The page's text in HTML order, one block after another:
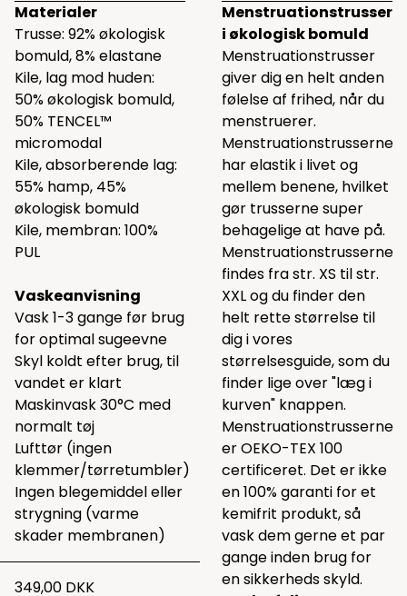
Materialer
Trusse: 92% økologisk
bomuld, 8% elastane
Kile, lag mod huden:
50% økologisk bomuld,
50% TENCEL™
micromodal
Kile, absorberende lag:
55% hamp, 45%
økologisk bomuld
Kile, membran: 100%
PUL
Vaskeanvisning
Vask 1-3 gange før brug
for optimal sugeevne
Skyl koldt efter brug, til
vandet er klart
Maskinvask 30°C med
normalt tøj
Lufttør (ingen
klemmer/tørretumbler)
Ingen blegemiddel eller
strygning (varme
skader membranen)
349,00 DKK
Menstruationstrusser
i økologisk bomuld
Menstruationstrusser
giver dig en helt anden
følelse af frihed, når du
menstruerer.
Menstruationstrusserne
har elastik i livet og
mellem benene, hvilket
gør trusserne super
behagelige at have på.
Menstruationstrusserne
findes fra str. XS til str.
XXL og du finder den
helt rette størrelse til
dig i vores
størrelsesguide, som du
finder lige over "læg i
kurven" knappen.
Menstruationstrusserne
er OEKO-TEX 100
certificeret. Det er ikke
en 100% garanti for et
kemifrit produkt, så
vask dem gerne et par
gange inden brug for
en sikkerheds skyld.